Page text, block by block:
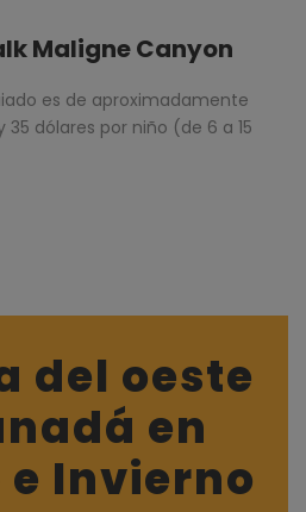
Maligne Canyon
es de aproximadamente
dólares por niño (de 6 a 15
del oeste
en
Invierno